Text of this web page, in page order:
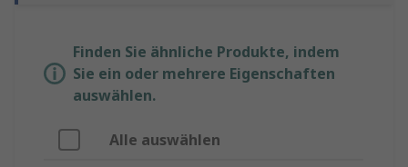
Finden Sie ähnliche Produkte, indem
Sie ein oder mehrere Eigenschaften
auswählen.
Alle auswählen